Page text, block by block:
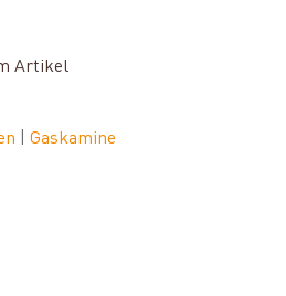
Artikel
|Gaskamine